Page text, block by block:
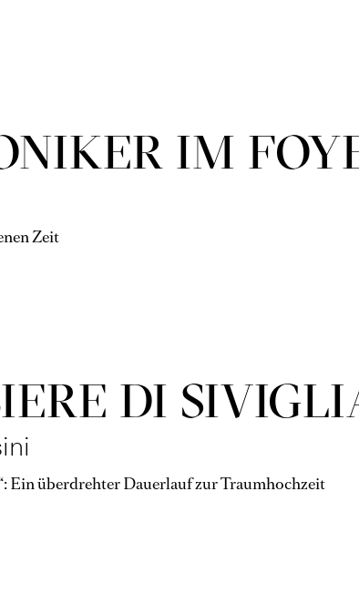
IM
Zeit
DI
Ein überdrehter Dauerlauf zur Traumhochzeit